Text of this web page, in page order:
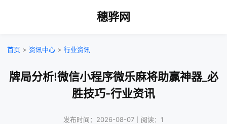
穗骅网
首页 > 资讯中心 > 行业资讯
牌局分析!微信小程序微乐麻将助赢神器_必
胜技巧-行业资讯
发布时间：2026-08-07｜阅读：1